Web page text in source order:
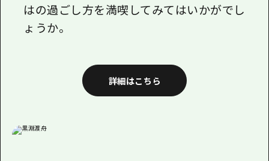
はの過ごし方を満喫してみてはいかがでし
ょうか。
詳細はこちら